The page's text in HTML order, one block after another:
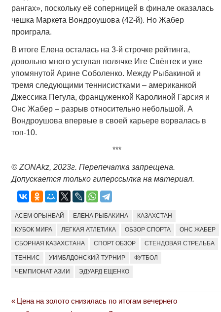
рангах», поскольку её соперницей в финале оказалась
чешка Маркета Вондроушова (42-й). Но Жабер
проиграла.
В итоге Елена осталась на 3-й строчке рейтинга,
довольно много уступая полячке Иге Свёнтек и уже
упомянутой Арине Соболенко. Между Рыбакиной и
тремя следующими теннисистками – американкой
Джессика Пегула, француженкой Каролиной Гарсия и
Онс Жабер – разрыв относительно небольшой. А
Вондроушова впервые в своей карьере ворвалась в
топ-10.
***
© ZONAkz, 2023г. Перепечатка запрещена.
Допускается только гиперссылка на материал.
АСЕМ ОРЫНБАЙ ЕЛЕНА РЫБАКИНА КАЗАХСТАН
КУБОК МИРА ЛЕГКАЯ АТЛЕТИКА ОБЗОР СПОРТА ОНС ЖАБЕР
СБОРНАЯ КАЗАХСТАНА СПОРТ ОБЗОР СТЕНДОВАЯ СТРЕЛЬБА
ТЕННИС УИМБЛДОНСКИЙ ТУРНИР ФУТБОЛ
ЧЕМПИОНАТ АЗИИ ЭДУАРД ЕЩЕНКО
Навигация
Previous
Цена на золото снизилась по итогам вечернего